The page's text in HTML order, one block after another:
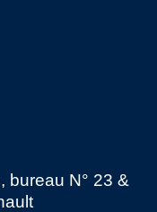
bureau N° 23 &